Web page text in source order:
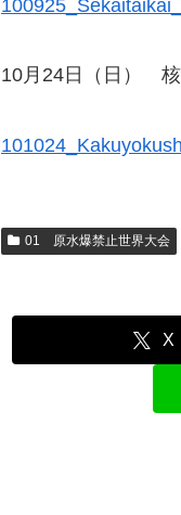
10月24日（日）
01 原水爆禁止世界大会
X